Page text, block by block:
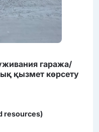
гаража/
қызмет көрсету
resources)